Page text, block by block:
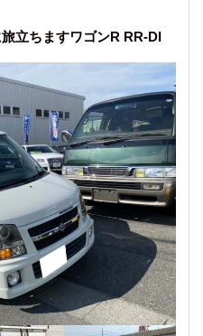
立ちますワゴンR RR-DI